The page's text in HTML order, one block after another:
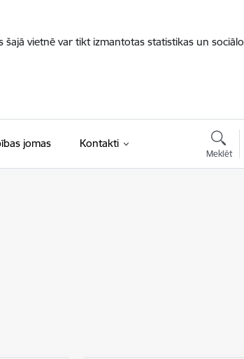
vietnē var tikt izmantotas statistikas un
jomas Kontakti
Meklēt